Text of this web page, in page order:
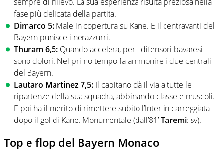
fase più delicata della partita.
Dimarco 5: Male in copertura su Kane. E il centravanti del
Bayern punisce i nerazzurri.
Thuram 6,5: Quando accelera, per i difensori bavaresi
sono dolori. Nel primo tempo fa ammonire i due centrali
del Bayern.
Lautaro Martinez 7,5: Il capitano dà il via a tutte le
ripartenze della sua squadra, abbinando classe e muscoli.
E poi ha il merito di rimettere subito l’Inter in carreggiata
dopo il gol di Kane. Monumentale (dall’81’Taremi: sv).
Top e flop del Bayern Monaco